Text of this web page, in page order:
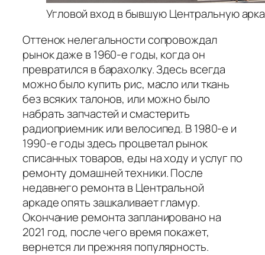
Угловой вход в бывшую Центральную
Оттенок нелегальности сопровождал
рынок даже в 1960-е годы, когда он
превратился в барахолку. Здесь всегда
можно было купить рис, масло или ткань
без всяких талонов, или можно было
набрать запчастей и смастерить
радиоприемник или велосипед. В 1980-е и
1990-е годы здесь процветал рынок
списанных товаров, еды на ходу и услуг по
ремонту домашней техники. После
недавнего ремонта в Центральной
аркаде опять зашкаливает гламур.
Окончание ремонта запланировано на
2021 год, после чего время покажет,
вернется ли прежняя популярность.